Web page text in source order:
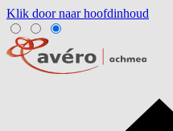
Klik door naar hoofdinhoud